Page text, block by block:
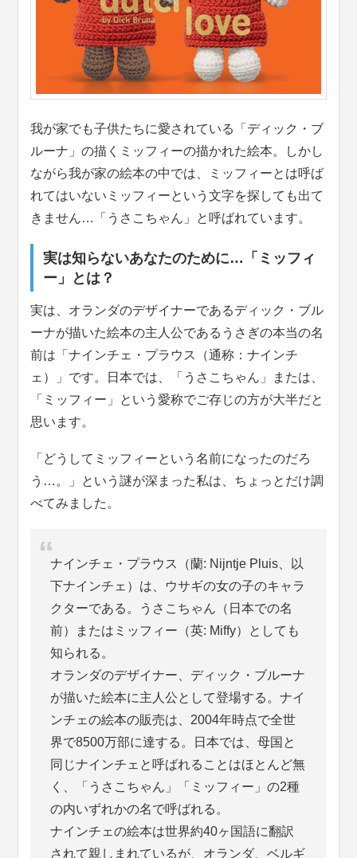
我が家でも子供たちに愛されている「ディック・ブ
ルーナ」の描くミッフィーの描かれた絵本。しかし
ながら我が家の絵本の中では、ミッフィーとは呼ば
れてはいないミッフィーという文字を探しても出て
きません…「うさこちゃん」と呼ばれています。
実は知らないあなたのために…「ミッフィ
ー」とは？
実は、オランダのデザイナーであるディック・ブル
ーナが描いた絵本の主人公であるうさぎの本当の名
前は「ナインチェ・プラウス（通称：ナインチ
ェ）」です。日本では、「うさこちゃん」または、
「ミッフィー」という愛称でご存じの方が大半だと
思います。
「どうしてミッフィーという名前になったのだろ
う…。」という謎が深まった私は、ちょっとだけ調
べてみました。
ナインチェ・プラウス（蘭: Nijntje Pluis、以
下ナインチェ）は、ウサギの女の子のキャラ
クターである。うさこちゃん（日本での名
前）またはミッフィー（英: Miffy）としても
知られる。
オランダのデザイナー、ディック・ブルーナ
が描いた絵本に主人公として登場する。ナイ
ンチェの絵本の販売は、2004年時点で全世
界で8500万部に達する。日本では、母国と
同じナインチェと呼ばれることはほとんど無
く、「うさこちゃん」「ミッフィー」の2種
の内いずれかの名で呼ばれる。
ナインチェの絵本は世界約40ヶ国語に翻訳
されて親しまれているが、オランダ、ベルギ